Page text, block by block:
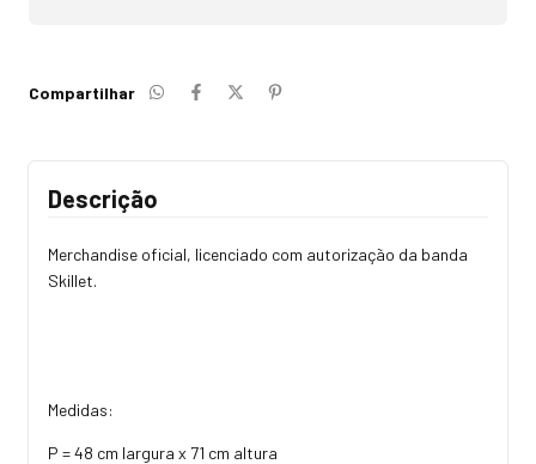
Compartilhar
Descrição
Merchandise oficial, licenciado com autorização da banda
Skillet.
Medidas:
P = 48 cm largura x 71 cm altura